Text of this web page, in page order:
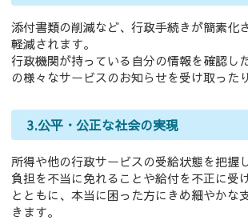
添付書類の削減など、行政手続きが簡素化
軽減されます。
行政機関が持っている自分の情報を確認し
の様々なサービスのお知らせを受け取った
3.公平・公正な社会の実現
所得や他の行政サービスの受給状態を把握
負担を不当に免れることや給付を不正に受
とともに、本当に困った方にきめ細やかな
きます。